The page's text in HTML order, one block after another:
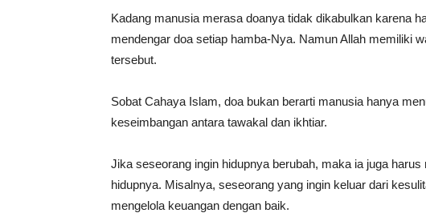
Kadang manusia merasa doanya tidak dikabulkan karena
mendengar doa setiap hamba-Nya. Namun Allah memiliki
tersebut.
Sobat Cahaya Islam, doa bukan berarti manusia hanya
keseimbangan antara tawakal dan ikhtiar.
Jika seseorang ingin hidupnya berubah, maka ia juga
hidupnya. Misalnya, seseorang yang ingin keluar dari
mengelola keuangan dengan baik.